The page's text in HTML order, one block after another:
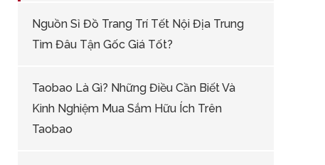
Nguồn Sỉ Đồ Trang Trí Tết Nội Địa Trung
Tìm Đâu Tận Gốc Giá Tốt?
Taobao Là Gì? Những Điều Cần Biết Và
Kinh Nghiệm Mua Sắm Hữu Ích Trên
Taobao